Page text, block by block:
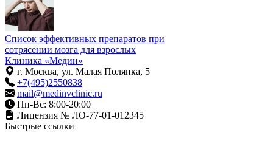
Список эффективных препаратов при
сотрясении мозга для взрослых
Клиника «Медин»
г. Москва, ул. Малая Полянка, 5
+7(495)2550838
mail@medinvclinic.ru
Пн-Вс: 8:00-20:00
Лицензия № ЛО-77-01-012345
Быстрые ссылки